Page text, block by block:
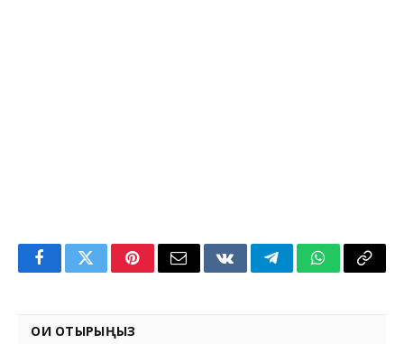
FacebookTwitterPinterestEmail VKontakteTelegramWhatsApp
Copy
ОҚИ ОТЫРЫҢЫЗ